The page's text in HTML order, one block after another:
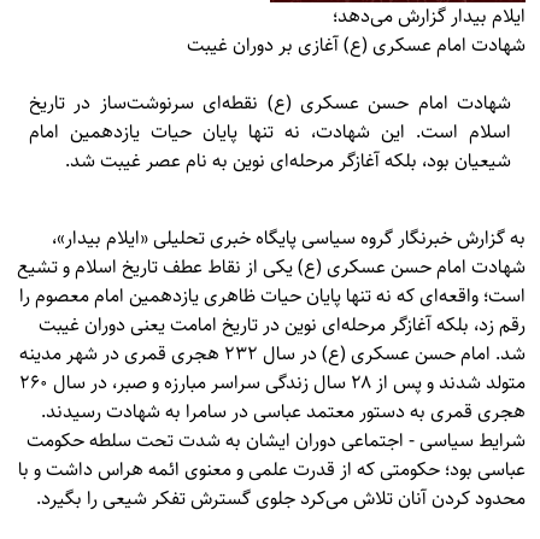
ایلام بیدار گزارش می‌دهد؛
شهادت امام عسکری (ع) آغازی بر دوران غیبت
شهادت امام حسن عسکری (ع) نقطه‌ای سرنوشت‌ساز در تاریخ
اسلام است. این شهادت، نه تنها پایان حیات یازدهمین امام
شیعیان بود، بلکه آغازگر مرحله‌ای نوین به نام عصر غیبت شد.
به گزارش خبرنگار گروه سیاسی پایگاه خبری تحلیلی «ایلام بیدار»،
شهادت امام حسن عسکری (ع) یکی از نقاط عطف تاریخ اسلام و تشیع
است؛ واقعه‌ای که نه تنها پایان حیات ظاهری یازدهمین امام معصوم را
رقم زد، بلکه آغازگر مرحله‌ای نوین در تاریخ امامت یعنی دوران غیبت
شد. امام حسن عسکری (ع) در سال ۲۳۲ هجری قمری در شهر مدینه
متولد شدند و پس از ۲۸ سال زندگی سراسر مبارزه و صبر، در سال ۲۶۰
هجری قمری به دستور معتمد عباسی در سامرا به شهادت رسیدند.
شرایط سیاسی - اجتماعی دوران ایشان به شدت تحت سلطه حکومت
عباسی بود؛ حکومتی که از قدرت علمی و معنوی ائمه هراس داشت و با
محدود کردن آنان تلاش می‌کرد جلوی گسترش تفکر شیعی را بگیرد.